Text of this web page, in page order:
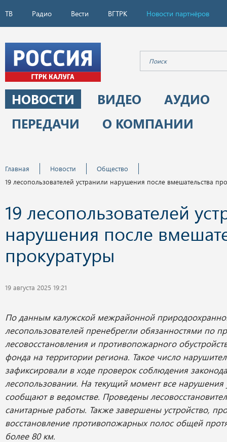
ТВ Радио Вести ВГТРК Новости партнёров
НОВОСТИ ВИДЕО
АУДИО
ПЕРЕДАЧИ
О КОМПАНИИ
Главная Новости
Общество
19 лесопользователей устранили нарушения после вмешательства
19 лесопользователей
нарушения после
прокуратуры
19 августа 2025 19:21
По данным калужской межрайонной
лесопользователей пренебрегли обязанностями по
лесовосстановления и противопожарного
фонда на территории региона. Такое число
зафиксировали в ходе проверок соблюдения
лесопользовании. На текущий момент все нарушения
сообщают в ведомстве. Проведены
санитарные работы. Также завершены устройство,
восстановление противопожарных полос общей
более 80 км.